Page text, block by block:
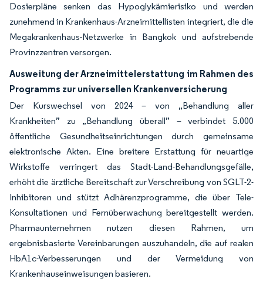
Dosierpläne senken das Hypoglykämierisiko und werden
zunehmend in Krankenhaus-Arzneimittellisten integriert, die die
Megakrankenhaus-Netzwerke in Bangkok und aufstrebende
Provinzzentren versorgen.
Ausweitung der Arzneimittelerstattung im Rahmen des
Programms zur universellen Krankenversicherung
Der Kurswechsel von 2024 – von „Behandlung aller
Krankheiten” zu „Behandlung überall” – verbindet 5.000
öffentliche Gesundheitseinrichtungen durch gemeinsame
elektronische Akten. Eine breitere Erstattung für neuartige
Wirkstoffe verringert das Stadt-Land-Behandlungsgefälle,
erhöht die ärztliche Bereitschaft zur Verschreibung von SGLT-2-
Inhibitoren und stützt Adhärenzprogramme, die über Tele-
Konsultationen und Fernüberwachung bereitgestellt werden.
Pharmaunternehmen nutzen diesen Rahmen, um
ergebnisbasierte Vereinbarungen auszuhandeln, die auf realen
HbA1c-Verbesserungen und der Vermeidung von
Krankenhauseinweisungen basieren.